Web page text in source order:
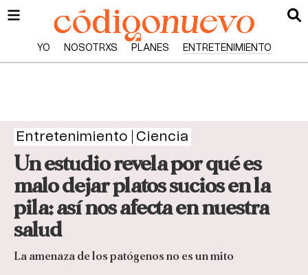
YO NOSOTRXS PLANES ENTRETENIMIENTO
Entretenimiento Ciencia
Un estudio revela por qué es
malo dejar platos sucios en la
pila: así nos afecta en nuestra
salud
La amenaza de los patógenos no es un mito